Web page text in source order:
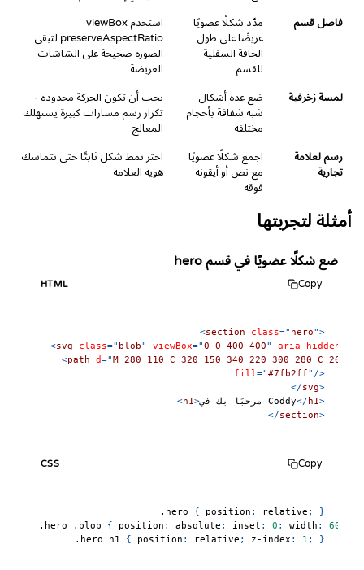
فاصل قسم
مدّد شكلًا عضويًا
عريضًا على طول
الحافة السفلية
للقسم
استخدم viewBox
preserveAspectRatio لتبقى
الصورة صحيحة على الشاشات
العريضة
لمسة زخرفية
ضع عدة أشكال
شبه شفافة بأحجام
مختلفة
يجب أن تكون الحركة محدودة -
تكرار رسم مسارات كبيرة يستهلك
المعالج
رسم لعلامة
تجارية
اجمع شكلًا عضويًا
مع نص أو أيقونة
فوقه
اختر نمط شكل ثابتًا حتى تتماسك
هوية العلامة
أمثلة لتجربتها
ضع شكلًا عضويًا في قسم hero
HTML Copy
<section class=" hero">
<svg class=" blob" viewBox="0 0 400 400" aria-hidden
<path d="M 280 110 C 320 150 340 220 300 280 C 260
fill="#7fb2ff" />
</svg>
<h1> مرحبًا بك في Coddy</ h1>
</section>
CSS Copy
.hero { position : relative ;
}
.hero
.blob { position : absolute ; inset : 0 ; width : 60
.hero h1 { position : relative ; z-index : 1 ; }